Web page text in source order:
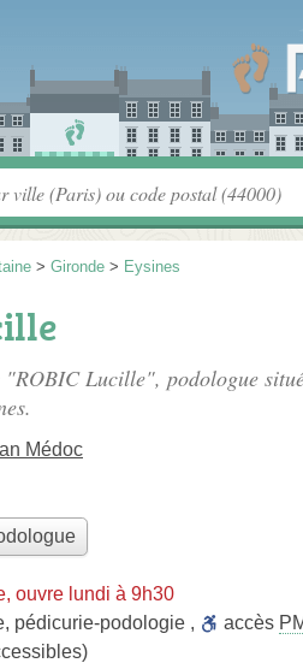
> Gironde > Eysines
"ROBIC Lucille", podologue
Médoc
ouvre lundi à 9h30
, pédicurie-podologie , accès